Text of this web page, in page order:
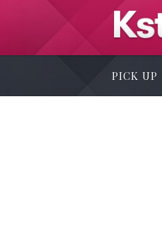
PICK UP